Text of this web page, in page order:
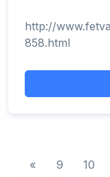
http://
858.html
« 9 10